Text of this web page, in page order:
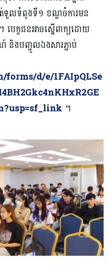
ទួលទំពូងទី១ ខណ្ឌចំការមន
បេក្ខជនអាចស្នើពាក្យដោយ
និងបញ្ជូលឯងសារភ្ជាប់
forms/d/e/1FAIpQLSe
។